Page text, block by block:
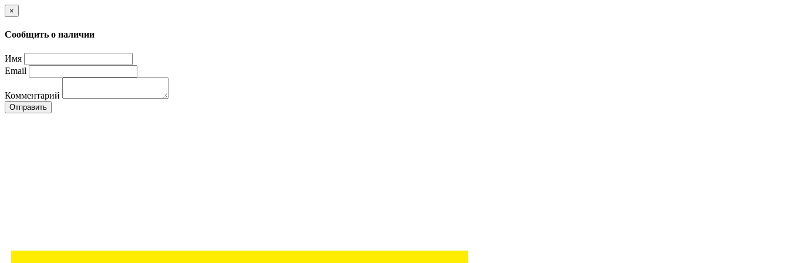
×
Сообщить о наличии
Имя
Email
Комментарий
Отправить